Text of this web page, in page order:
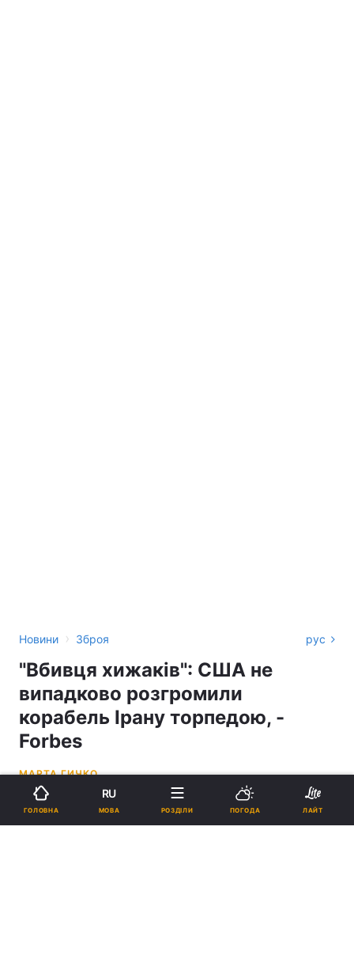
Новини › Зброя рус
"Вбивця хижаків": США не
випадково розгромили
корабель Ірану торпедою, -
Forbes
МАРТА ГИЧКО
12:15, 19.03.26
ГОЛОВНА
RU
МОВА РОЗДІЛИ ПОГОДА ЛАЙТ